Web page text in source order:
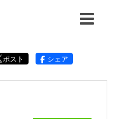
ポスト シェア